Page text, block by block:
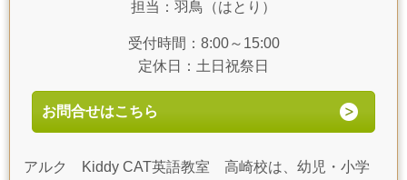
担当：羽鳥（はとり）
受付時間：8:00～15:00
定休日：土日祝祭日
お問合せはこちら
アルク Kiddy CAT英語教室 高崎校は、幼児・小学